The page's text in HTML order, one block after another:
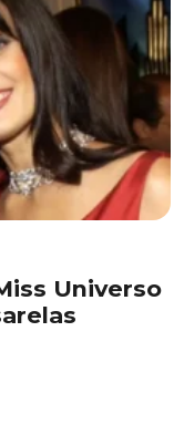
Universo